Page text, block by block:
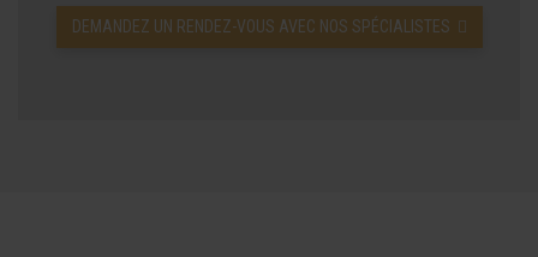
DEMANDEZ UN RENDEZ-VOUS AVEC NOS SPÉCIALISTES